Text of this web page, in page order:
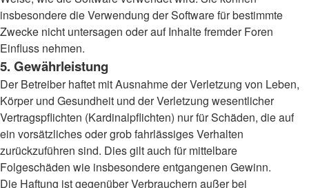
insbesondere die Verwendung der Software für bestimmte
Zwecke nicht untersagen oder auf Inhalte fremder Foren
Einfluss nehmen.
5. Gewährleistung
Der Betreiber haftet mit Ausnahme der Verletzung von Leben,
Körper und Gesundheit und der Verletzung wesentlicher
Vertragspflichten (Kardinalpflichten) nur für Schäden, die auf
ein vorsätzliches oder grob fahrlässiges Verhalten
zurückzuführen sind. Dies gilt auch für mittelbare
Folgeschäden wie insbesondere entgangenen Gewinn.
Die Haftung ist gegenüber Verbrauchern außer bei